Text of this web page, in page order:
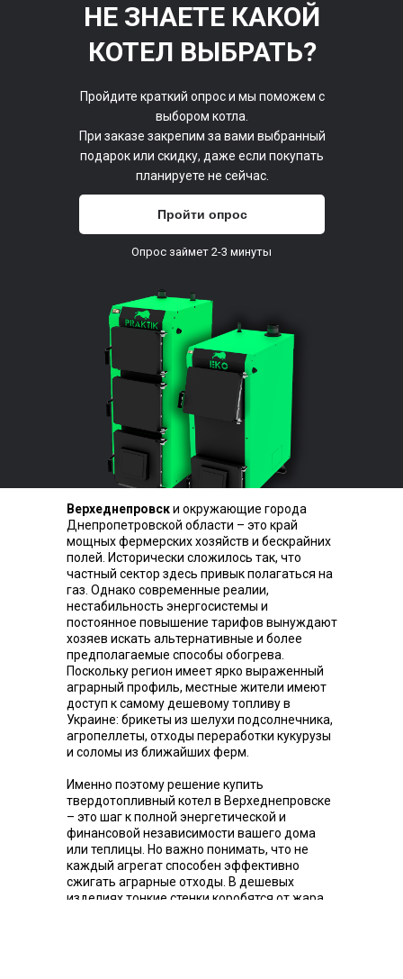
НЕ ЗНАЕТЕ КАКОЙ
КОТЕЛ ВЫБРАТЬ?
Пройдите краткий опрос и мы поможем с
выбором котла.
При заказе закрепим за вами выбранный
подарок или скидку, даже если покупать
планируете не сейчас.
Пройти опрос
Опрос займет 2-3 минуты
Верхеднепровски окружающие города
Днепропетровской области – это край
мощных фермерских хозяйств и бескрайних
полей. Исторически сложилось так, что
частный сектор здесь привык полагаться на
газ. Однако современные реалии,
нестабильность энергосистемы и
постоянное повышение тарифов вынуждают
хозяев искать альтернативные и более
предполагаемые способы обогрева.
Поскольку регион имеет ярко выраженный
аграрный профиль, местные жители имеют
доступ к самому дешевому топливу в
Украине: брикеты из шелухи подсолнечника,
агропеллеты, отходы переработки кукурузы
и соломы из ближайших ферм.
Именно поэтому решение купить
твердотопливный котел в Верхеднепровске
– это шаг к полной энергетической и
финансовой независимости вашего дома
или теплицы. Но важно понимать, что не
каждый агрегат способен эффективно
сжигать аграрные отходы. В дешевых
изделиях тонкие стенки коробятся от жара